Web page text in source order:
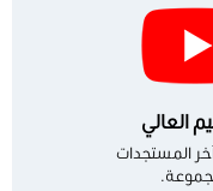
العالي
المستجدات